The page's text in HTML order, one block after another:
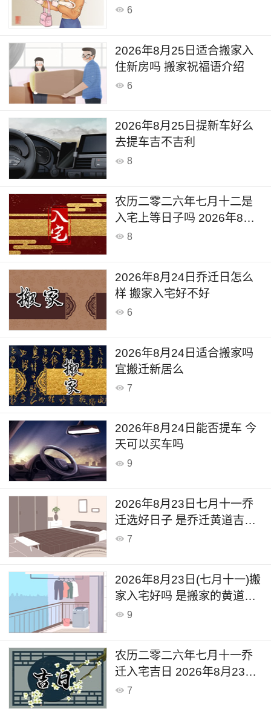
25日今天是入宅新居的日子
6
2026年8月25日适合搬家入
住新房吗 搬家祝福语介绍
6
2026年8月25日提新车好么
去提车吉不吉利
8
农历二零二六年七月十二是
入宅上等日子吗 2026年8月
24日是入宅新居的日子么
8
2026年8月24日乔迁日怎么
样 搬家入宅好不好
6
2026年8月24日适合搬家吗
宜搬迁新居么
7
2026年8月24日能否提车 今
天可以买车吗
9
2026年8月23日七月十一乔
迁选好日子 是乔迁黄道吉日
么 7
2026年8月23日(七月十一)搬
家入宅好吗 是搬家的黄道吉
日吗
9
农历二零二六年七月十一乔
迁入宅吉日 2026年8月23日
今天适合入宅么
7